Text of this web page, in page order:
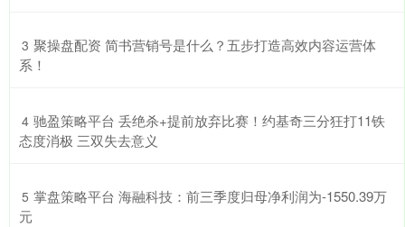
3 ​聚操盘配资 简书营销号是什么？五步打造高效内容运营体
系！
4 ​驰盈策略平台 丢绝杀+提前放弃比赛！约基奇三分狂打11铁
态度消极 三双失去意义
5 ​掌盘策略平台 海融科技：前三季度归母净利润为-1550.39万
元